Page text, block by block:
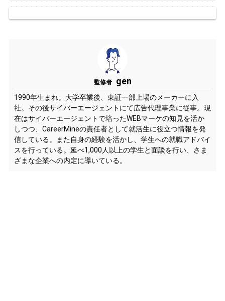
監修者 gen
1990年生まれ。大学卒業後、東証一部上場のメーカーに入
社。その後サイバーエージェントにて広告代理事業に従事。現
在はサイバーエージェントで培ったWEBマーケの知見を活か
しつつ、CareerMineの責任者として就活生に役立つ情報を発
信している。また自身の経験を活かし、学生への就職アドバイ
スを行っている。延べ1,000人以上の学生と面談を行い、さま
ざまな企業への内定に導いている。